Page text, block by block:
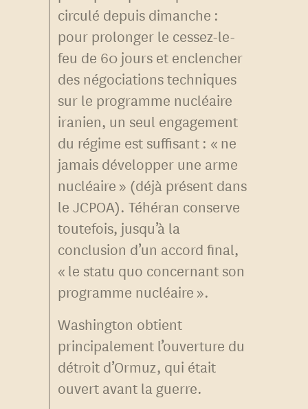
circulé depuis dimanche :
pour prolonger le cessez-le-
feu de 60 jours et enclencher
des négociations techniques
sur le programme nucléaire
iranien, un seul engagement
du régime est suffisant : « ne
jamais développer une arme
nucléaire » (déjà présent dans
le JCPOA). Téhéran conserve
toutefois, jusqu’à la
conclusion d’un accord final,
« le statu quo concernant son
programme nucléaire ».
Washington obtient
principalement l’ouverture du
détroit d’Ormuz, qui était
ouvert avant la guerre.